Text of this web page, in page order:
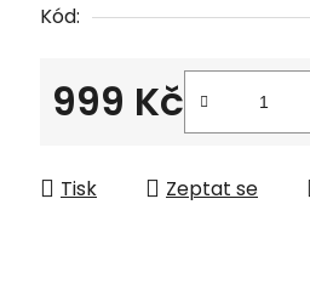
Kód:
999 Kč
Tisk Zeptat se